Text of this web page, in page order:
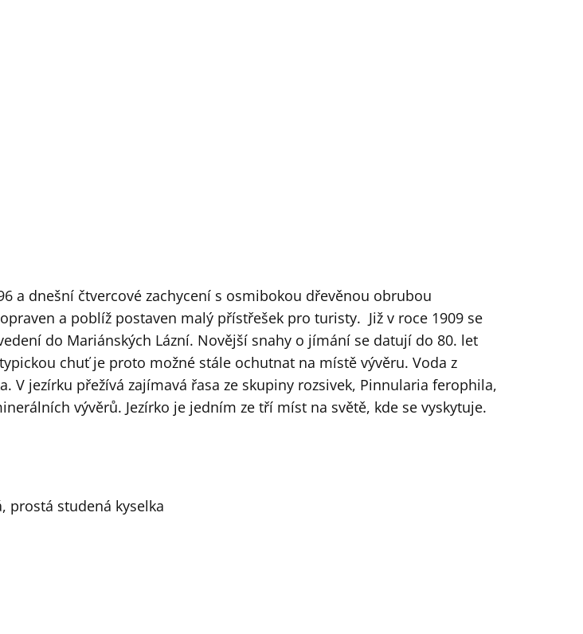
a dnešní čtvercové zachycení s osmibokou dřevěnou obrubou
a poblíž postaven malý přístřešek pro turisty. Již v roce 1909 se
do Mariánských Lázní. Novější snahy o jímání se datují do 80. let
chuť je proto možné stále ochutnat na místě vývěru. Voda z
V jezírku přežívá zajímavá řasa ze skupiny rozsivek, Pinnularia ferophila,
vývěrů. Jezírko je jedním ze tří míst na světě, kde se vyskytuje.
prostá studená kyselka